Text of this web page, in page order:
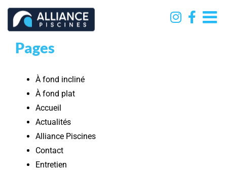
Passer
contenu
Pages
À fond incliné
À fond plat
Accueil
Actualités
Alliance Piscines
Contact
Entretien